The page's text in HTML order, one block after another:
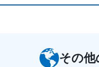
その他